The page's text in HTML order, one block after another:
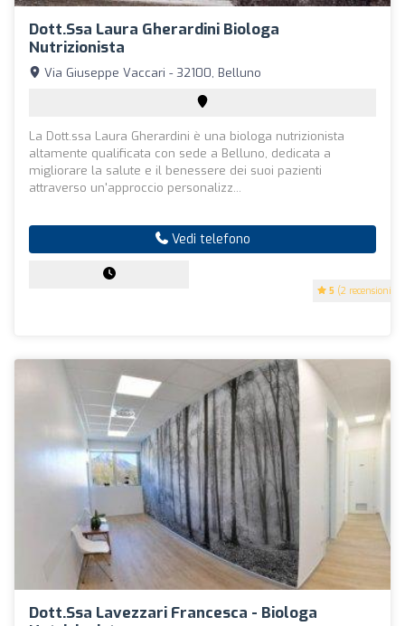
Dott.ssa Laura Gherardini Biologa
Nutrizionista
5 (2 recensioni)
Via Giuseppe Vaccari - 32100, Belluno
La Dott.ssa Laura Gherardini è una biologa nutrizionista
altamente qualificata con sede a Belluno, dedicata a
migliorare la salute e il benessere dei suoi pazienti
attraverso un'approccio personalizz...
Vedi telefono
Dott.ssa Lavezzari Francesca - Biologa